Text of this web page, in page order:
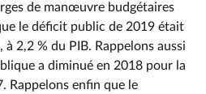
de manœuvre budgétaires
le déficit public de 2019 était
2,2 % du PIB. Rappelons aussi
a diminué en 2018 pour la
Rappelons enfin que le